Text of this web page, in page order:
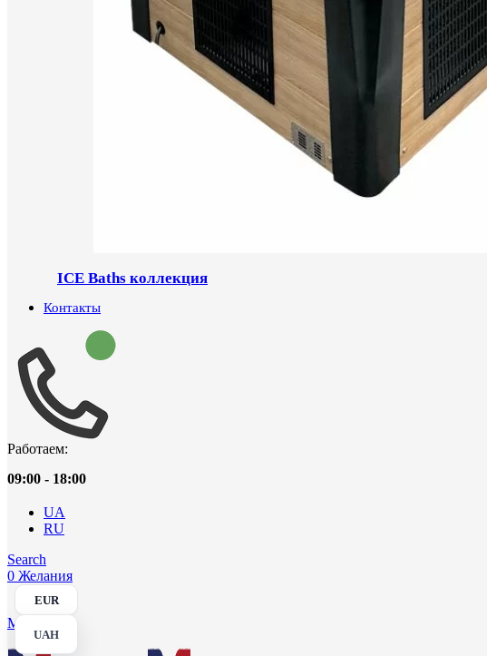
ICE Baths коллекция
Контакты
Работаем:
09:00 - 18:00
UA
RU
Search
0 Желания
EUR
UAH
Menu